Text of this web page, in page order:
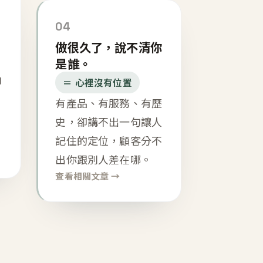
04
做很久了，說不清你
是誰。
＝ 心裡沒有位置
有產品、有服務、有歷
史，卻講不出一句讓人
記住的定位，顧客分不
出你跟別人差在哪。
查看相關文章 →